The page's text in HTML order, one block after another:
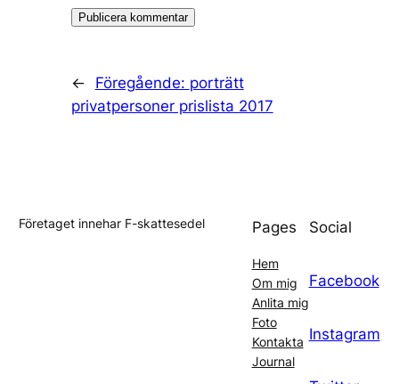
← Föregående: porträtt
privatpersoner prislista 2017
Företaget innehar F-skattesedel Pages
Hem
Om mig
Anlita mig
Foto
Kontakta
Journal
Social
Facebook
Instagram